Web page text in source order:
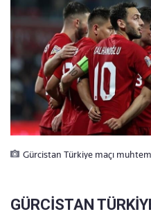
Gürcistan Türkiye maçı
GÜRCİSTAN